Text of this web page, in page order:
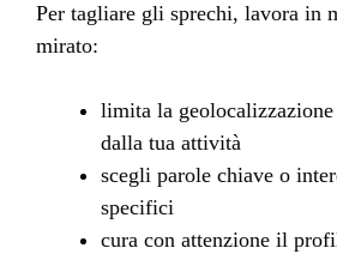
Per tagliare gli sprechi, lavora in
mirato:
limita la
dalla tua attività
scegli parole chiave o
specifici
cura con attenzione il